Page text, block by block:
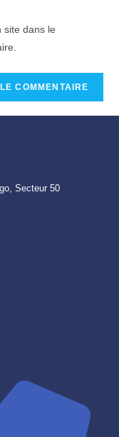
site dans le
Secteur 50